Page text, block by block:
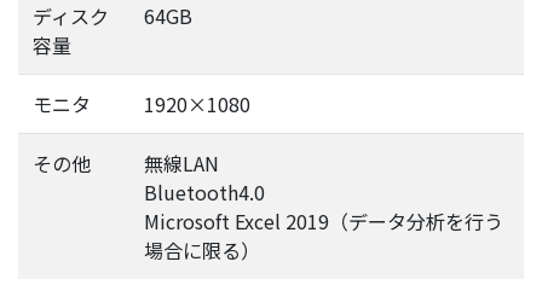
ディスク
容量
64GB
モニタ 1920×1080
その他
無線LAN
Bluetooth4.0
Microsoft Excel 2019（データ分析を行う
場合に限る）